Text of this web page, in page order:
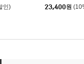
인) 23,400원